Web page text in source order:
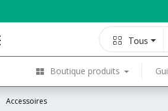
Tous
Boutique produits
Accessoires